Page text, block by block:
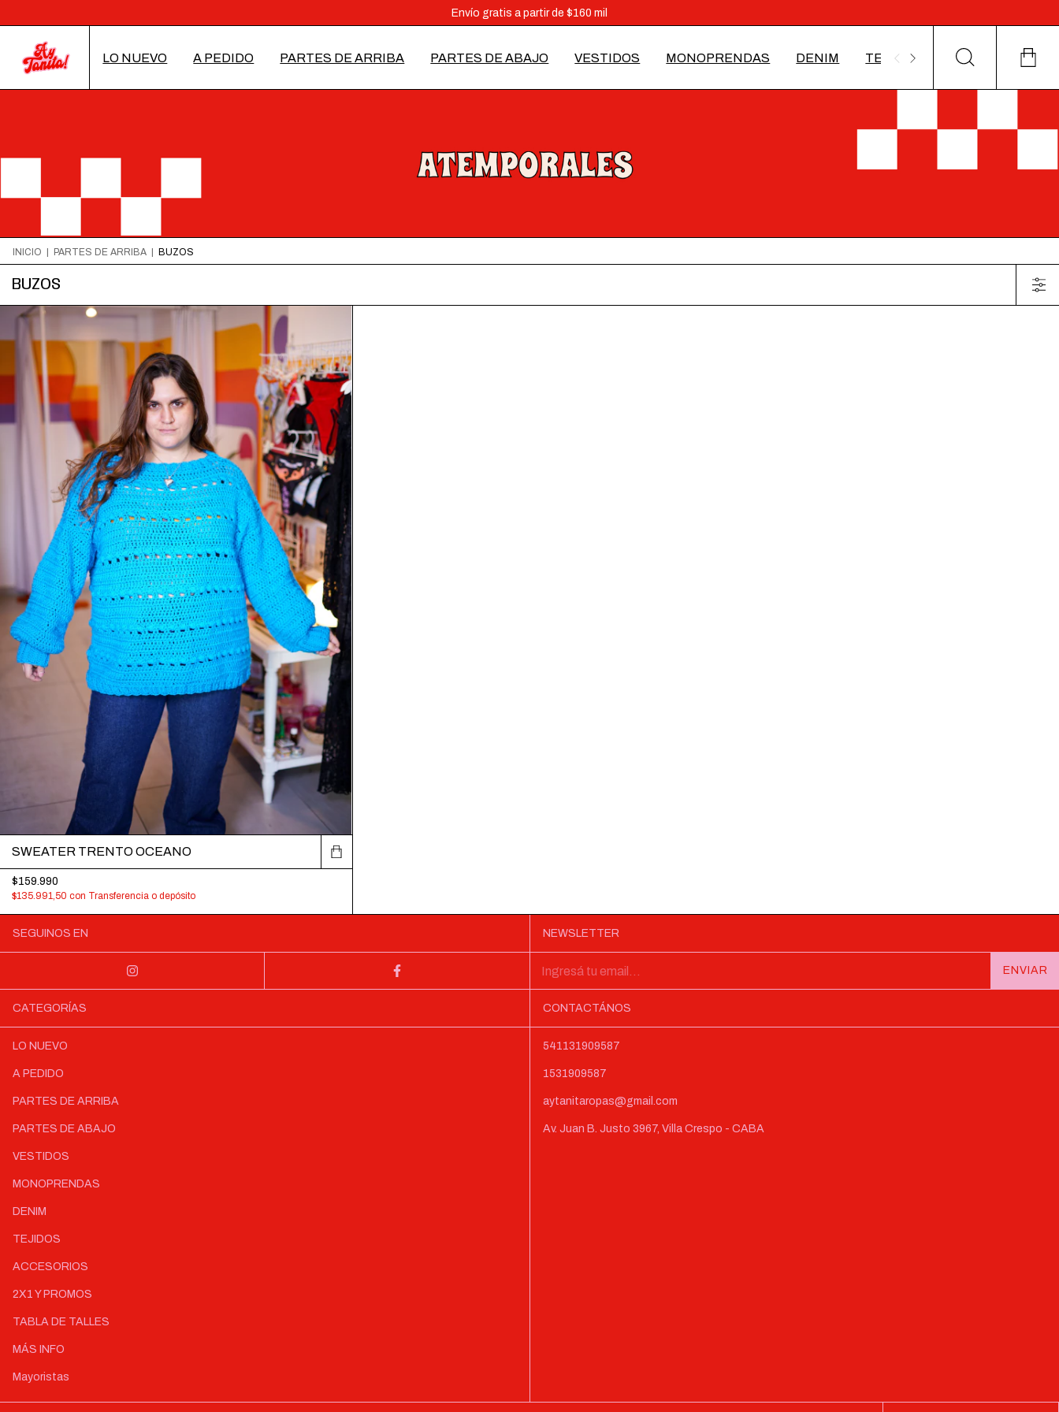
Envío gratis a partir de $160 mil
3 cuotas sin interés a partir de $60.000 y 6 cuotas a partir de $160.000
LO NUEVO A PEDIDO PARTES DE ARRIBA PARTES DE ABAJO VESTIDOS MONOPRENDAS DENIM TEJIDOS ACCESORIOS
INICIO | PARTES DE ARRIBA | BUZOS
BUZOS
SWEATER TRENTO OCEANO
$159.990
$135.991,50 con Transferencia o depósito
SEGUINOS EN NEWSLETTER
CATEGORÍAS
LO NUEVO
A PEDIDO
PARTES DE ARRIBA
PARTES DE ABAJO
VESTIDOS
MONOPRENDAS
DENIM
TEJIDOS
ACCESORIOS
2X1 Y PROMOS
TABLA DE TALLES
MÁS INFO
Mayoristas
CONTACTÁNOS
541131909587
1531909587
aytanitaropas@gmail.com
Av. Juan B. Justo 3967, Villa Crespo - CABA